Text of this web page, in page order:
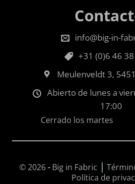
info@big-in-
+31 (0)6 46
Meulenveldt 3,
Abierto de lunes a
17:00
Cerrado los martes
© 2026-Big in Fabric |
Política de